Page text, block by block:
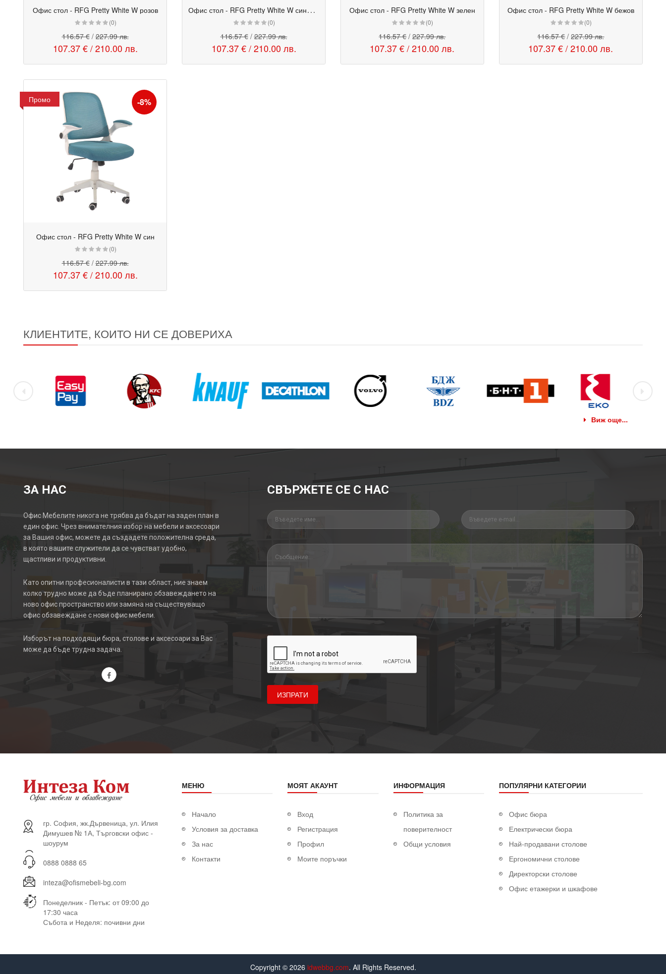
Офис стол - RFG Pretty White W розов
(0)
116.57 €/227.99 лв.
107.37 €/210.00 лв.
О
фис стол - RFG Pretty White W синьо-зелен
(0)
116.57 €/227.99 лв.
107.37 €/210.00 лв.
Офис стол - RFG Pretty White W зелен
(0)
116.57 €/227.99 лв.
107.37 €/210.00 лв.
Офис стол - RFG Pretty White W бежов
(0)
116.57 €/227.99 лв.
107.37 €/210.00 лв.
Промо -8%
Офис стол - RFG Pretty White W син
(0)
116.57 €/227.99 лв.
107.37 €/210.00 лв.
КЛИЕНТИТЕ, КОИТО НИ СЕ ДОВЕРИХА
Виж още...
ЗА НАС
Офис Мебелите никога не трябва да бъдат на заден план в
един офис. Чрез внимателния избор на мебели и аксесоари
за Вашия офис, можете да създадете положителна среда,
в която вашите служители да се чувстват удобно,
щастливи и продуктивни.
Като опитни професионалисти в тази област, ние знаем
колко трудно може да бъде планирано обзавеждането на
ново офис пространство или замяна на съществуващо
офис обзавеждане с нови офис мебели.
Изборът на подходящи бюра, столове и аксесоари за Вас
може да бъде трудна задача.
СВЪРЖЕТЕ СЕ С НАС
ИЗПРАТИ
гр. София, жк.Дървеница, ул. Илия
Димушев № 1А, Търговски офис -
шоурум
0888 0888 65
inteza@ofismebeli-bg.com
Понеделник - Петък: от 09:00 до
17:30 часа
Събота и Неделя: почивни дни
МЕНЮ
Начало
Условия за доставка
За нас
Контакти
МОЯТ АКАУНТ
Вход
Регистрация
Профил
Моите поръчки
ИНФОРМАЦИЯ
Политика за
поверителност
Общи условия
ПОПУЛЯРНИ КАТЕГОРИИ
Офис бюра
Електрически бюра
Най-продавани столове
Ергономични столове
Директорски столове
Офис етажерки и шкафове
Copyright © 2026 idwebbg.com. All Rights Reserved.